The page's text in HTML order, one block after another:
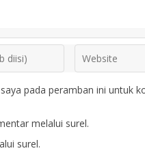
pada peramban ini untuk
melalui surel.
surel.